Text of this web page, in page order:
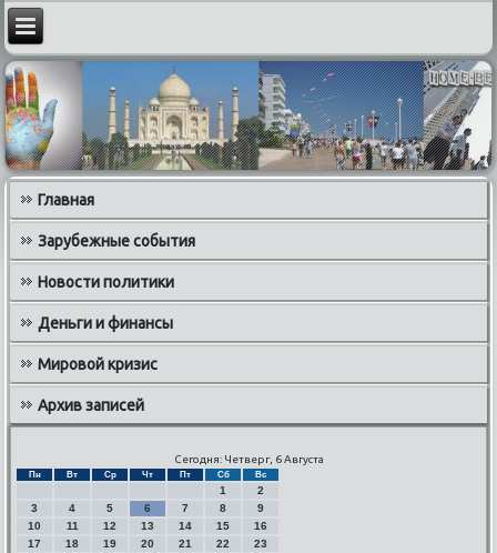
Главная
Зарубежные события
Новости политики
Деньги и финансы
Мировой кризис
Архив записей
Сегодня: Четверг, 6 Августа
Пн Вт Ср Чт Пт Сб Вс
1
2
3
4 5 6 7 8
9
10
11 12 13 14 15
16
17
18 19 20 21 22
23